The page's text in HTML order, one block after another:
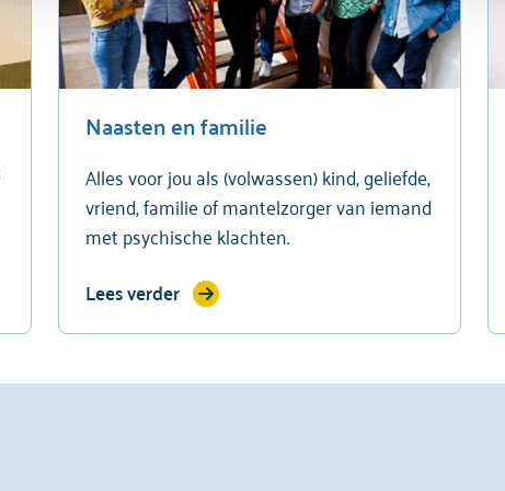
Naasten en familie
Alles voor jou als (volwassen) kind, geliefde,
vriend, familie of mantelzorger van iemand
met psychische klachten.
Lees verder